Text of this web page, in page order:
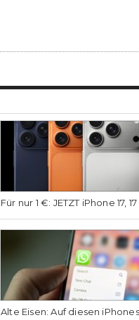
Für nur 1 €: JETZT iPhone 17,
Alte Eisen: Auf diesen